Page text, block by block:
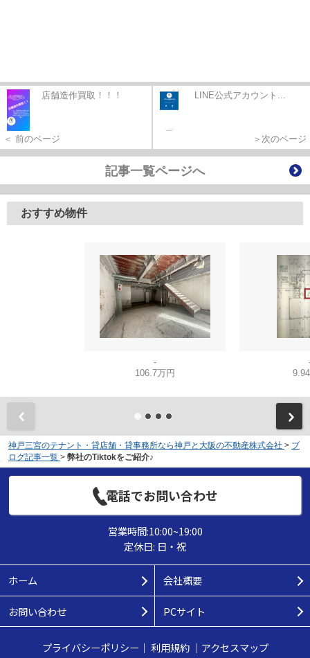
店舗造作買取！！！
＜ 前のページ
LINE公式アカウント...
＞次のページ
記事一覧ページへ
おすすめ物件
-
106.7万円
神戸三宮のテナント・貸店舗・貸事務所なら神戸と大阪の不動産株式会社 > ブ
ログ記事一覧 > 弊社のTiktokをご紹介♪
電話でお問い合わせ
営業時間:10:00~19:00
定休日: 日・祝
ホーム 会社概要
お問い合わせ PCサイト
プライバシーポリシー ｜ 利用規約｜ アクセスマップ